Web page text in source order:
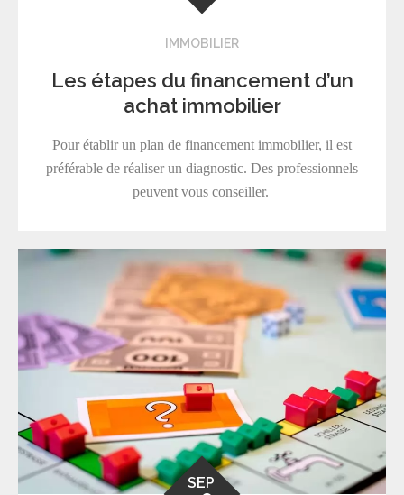
IMMOBILIER
Les étapes du financement d’un
achat immobilier
Pour établir un plan de financement immobilier, il est
préférable de réaliser un diagnostic. Des professionnels
peuvent vous conseiller.
SEP